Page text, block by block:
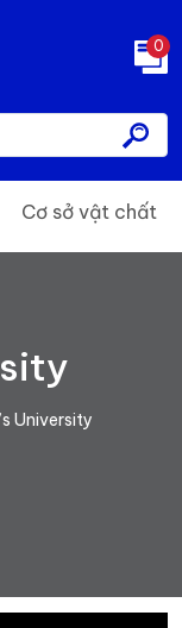
0
University
Cơ sở vật chất